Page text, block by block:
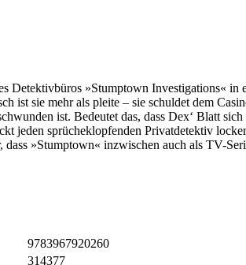
Detektivbüros »Stumptown Investigations«
ist sie mehr als pleite – sie schuldet dem
ist. Bedeutet das, dass Dex‘ Blatt
jeden sprücheklopfenden Privatdetektiv
dass »Stumptown« inzwischen auch als TV-
9783967920260
314377